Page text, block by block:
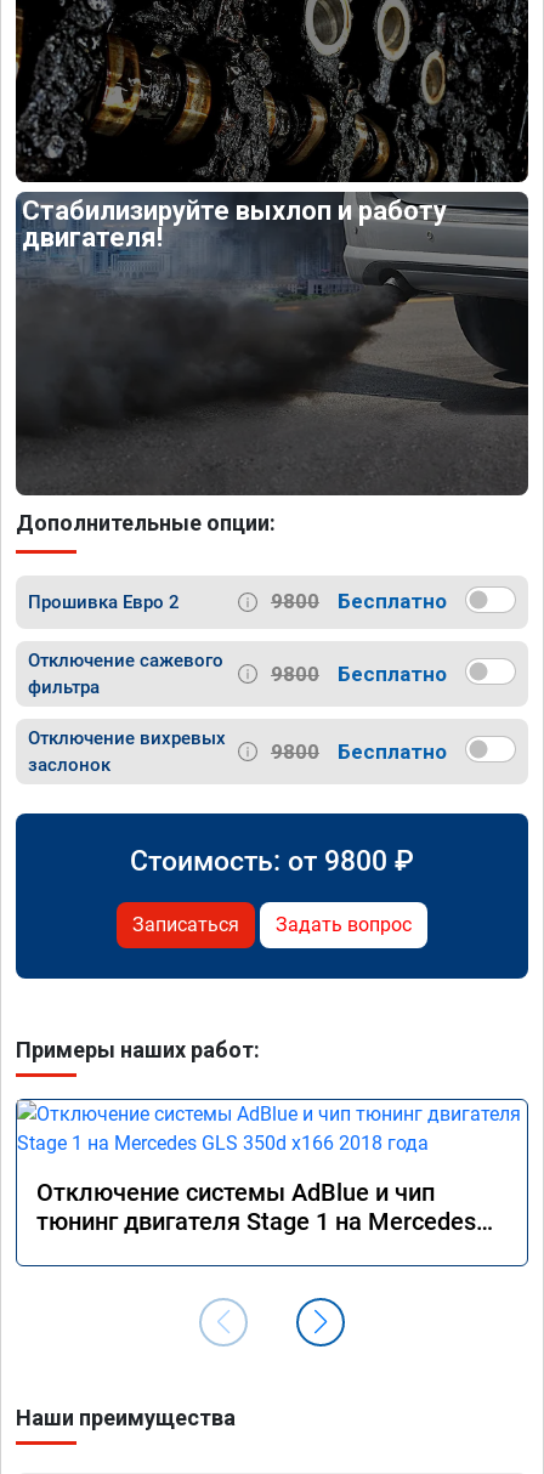
Стабилизируйте выхлоп и работу
двигателя!
Дополнительные опции:
Прошивка Евро 2 9800 Бесплатно
Отключение сажевого
фильтра
9800 Бесплатно
Отключение вихревых
заслонок
9800 Бесплатно
Стоимость: от 9800 ₽
Записаться Задать вопрос
Примеры наших работ:
Отключение системы AdBlue и чип
тюнинг двигателя Stage 1 на Mercedes
Наши преимущества